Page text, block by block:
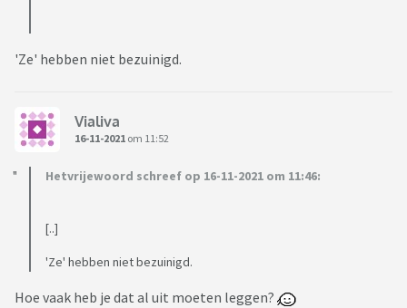
'Ze' hebben niet bezuinigd.
Vialiva
16-11-2021 om 11:52
Hetvrijewoord schreef op 16-11-2021 om 11:46:
[..]
'Ze' hebben niet bezuinigd.
Hoe vaak heb je dat al uit moeten leggen?